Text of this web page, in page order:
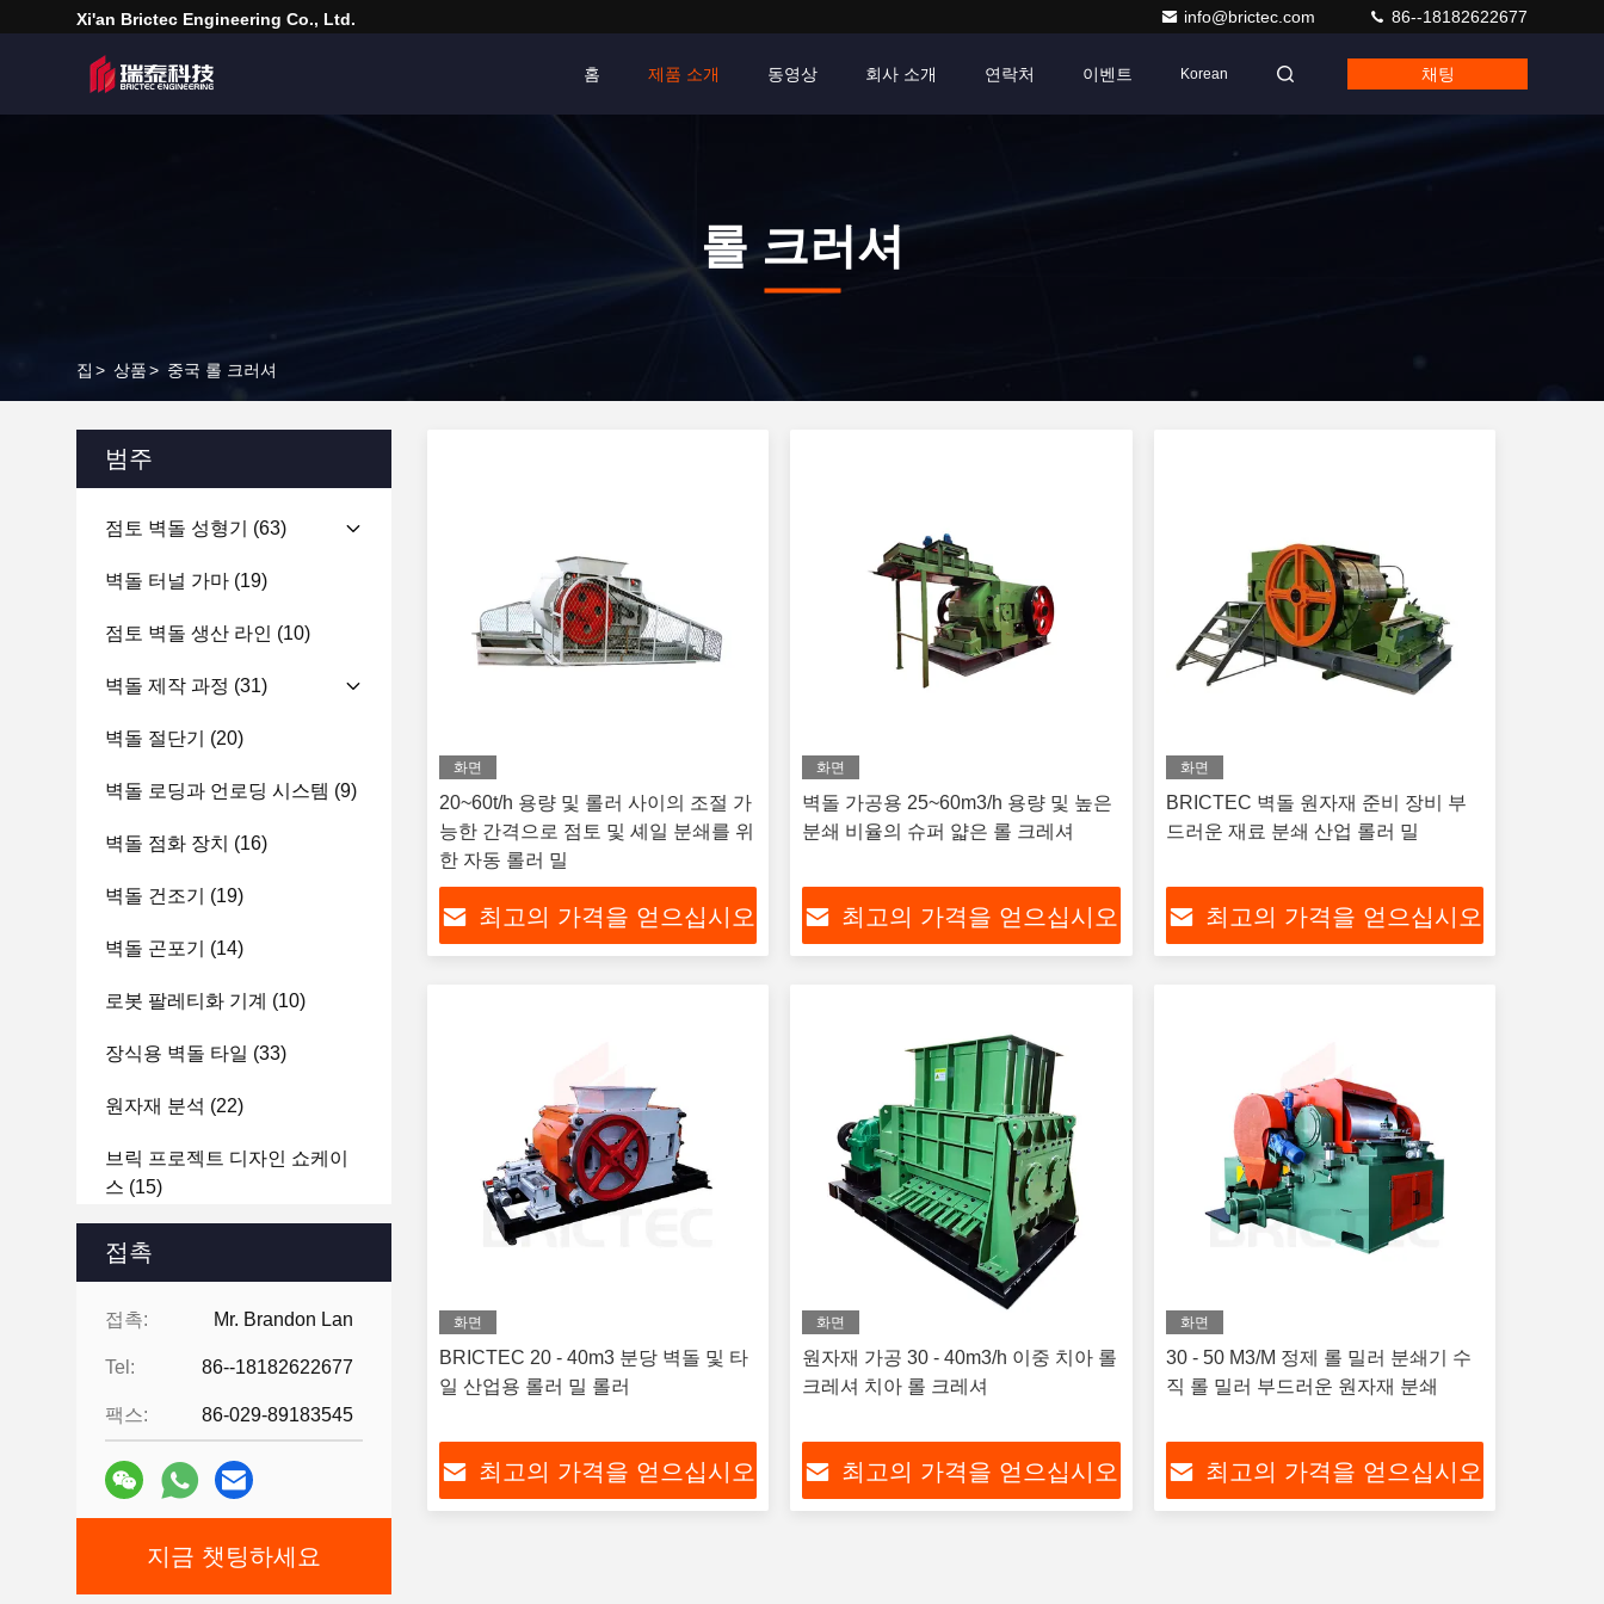
Xi'an Brictec Engineering Co., Ltd. info@brictec.com 86--18182622677
홈 제품 소개 동영상 회사 소개 연락처 이벤트 Korean 채팅
롤 크러셔
집 > 상품> 중국 롤 크러셔
범주
점토 벽돌 성형기 (63)
벽돌 터널 가마 (19)
점토 벽돌 생산 라인 (10)
벽돌 제작 과정 (31)
벽돌 절단기 (20)
벽돌 로딩과 언로딩 시스템 (9)
벽돌 점화 장치 (16)
벽돌 건조기 (19)
벽돌 곤포기 (14)
로봇 팔레티화 기계 (10)
장식용 벽돌 타일 (33)
원자재 분석 (22)
브릭 프로젝트 디자인 쇼케이
스 (15)
접촉
접촉: Mr. Brandon Lan
Tel: 86--18182622677
팩스: 86-029-89183545
지금 챗팅하세요
화면
20~60t/h 용량 및 롤러 사이의 조절 가
능한 간격으로 점토 및 셰일 분쇄를 위
한 자동 롤러 밀
최고의 가격을 얻으십시오
화면
벽돌 가공용 25~60m3/h 용량 및 높은
분쇄 비율의 슈퍼 얇은 롤 크레셔
최고의 가격을 얻으십시오
화면
BRICTEC 벽돌 원자재 준비 장비 부
드러운 재료 분쇄 산업 롤러 밀
최고의 가격을 얻으십시오
화면
BRICTEC 20 - 40m3 분당 벽돌 및 타
일 산업용 롤러 밀 롤러
최고의 가격을 얻으십시오
화면
원자재 가공 30 - 40m3/h 이중 치아 롤
크레셔 치아 롤 크레셔
최고의 가격을 얻으십시오
화면
30 - 50 M3/M 정제 롤 밀러 분쇄기 수
직 롤 밀러 부드러운 원자재 분쇄
최고의 가격을 얻으십시오